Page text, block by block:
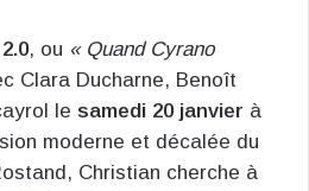
, ou « Quand Cyrano
Clara Ducharne, Benoît
le samedi 20 janvier à
moderne et décalée du
Christian cherche à